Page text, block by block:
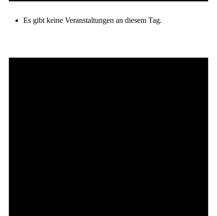
Es gibt keine Veranstaltungen an diesem Tag.